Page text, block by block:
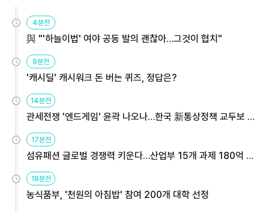
4분전
與 "'하늘이법' 여야 공동 발의 괜찮아…그것이 협치"
9분전
'캐시딜' 캐시워크 돈 버는 퀴즈, 정답은?
14분전
관세전쟁 '엔드게임' 윤곽 나오나…한국 新통상정책 교두보 활
용해야
17분전
섬유패션 글로벌 경쟁력 키운다…산업부 15개 과제 180억 지
원
18분전
농식품부, '천원의 아침밥' 참여 200개 대학 선정